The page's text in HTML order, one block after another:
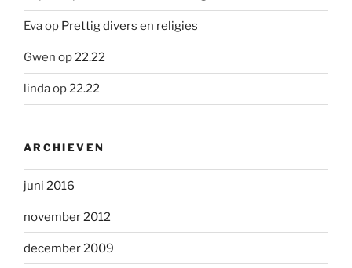
Evaop Prettig divers en religies
Gwen op22.22
lindaop22.22
ARCHIEVEN
juni 2016
november 2012
december 2009